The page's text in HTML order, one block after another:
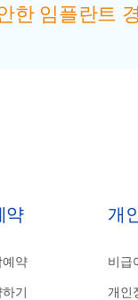
한 임플란트
약
예약
기
개
비급
개인